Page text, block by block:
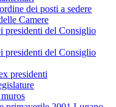
dei posti a sedere
Camere
presidenti del Consiglio
presidenti del Consiglio
presidenti